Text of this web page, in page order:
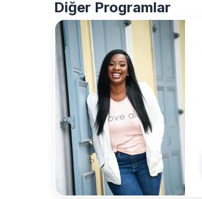
Diğer Programlar